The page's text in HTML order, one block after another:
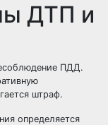
ДТП и
ПДД.
штраф.
определяется